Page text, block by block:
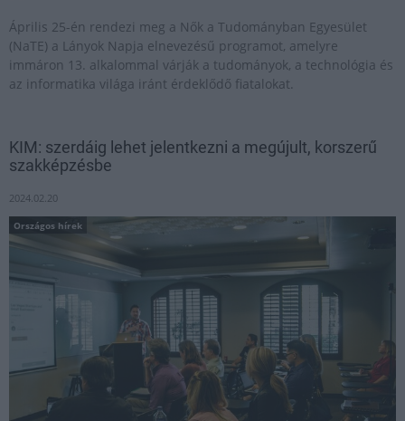
Április 25-én rendezi meg a Nők a Tudományban Egyesület
(NaTE) a Lányok Napja elnevezésű programot, amelyre
immáron 13. alkalommal várják a tudományok, a technológia és
az informatika világa iránt érdeklődő fiatalokat.
KIM: szerdáig lehet jelentkezni a megújult, korszerű
szakképzésbe
2024.02.20
Országos hírek